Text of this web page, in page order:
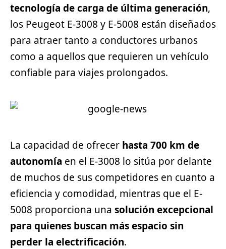
tecnología de carga de última generación,
los Peugeot E-3008 y E-5008 están diseñados
para atraer tanto a conductores urbanos
como a aquellos que requieren un vehículo
confiable para viajes prolongados.
La capacidad de ofrecer hasta 700 km de
autonomía en el E-3008 lo sitúa por delante
de muchos de sus competidores en cuanto a
eficiencia y comodidad, mientras que el E-
5008 proporciona una solución excepcional
para quienes buscan más espacio sin
perder la electrificación.